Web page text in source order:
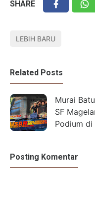
SHARE
LEBIH BARU
Related Posts
Murai
SF
Podium
Posting Komentar